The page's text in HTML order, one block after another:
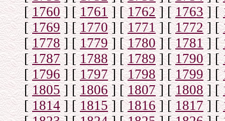
[1760] [1761] [1762] [1763] [
[1769] [1770] [1771] [1772] [
[1778] [1779] [1780] [1781] [
[1787] [1788] [1789] [1790] [
[1796] [1797] [1798 ] [1799] [
[1805] [1806] [1807] [1808] [
[1814] [1815] [1816] [1817] [